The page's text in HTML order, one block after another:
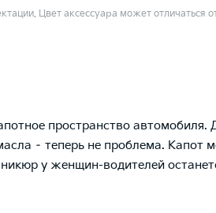
Цвет аксессуара может отличаться
пространство автомобиля.
– теперь не проблема. Капот
у женщин-водителей